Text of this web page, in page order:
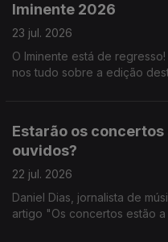
Iminente 2026
23 jul. 2026
O Iminente está de
nos tudo sobre a edição
Estarão os
ouvidos?
22 jul. 2026
Daniel Dias, jornalista de
artigo "Os concertos estão